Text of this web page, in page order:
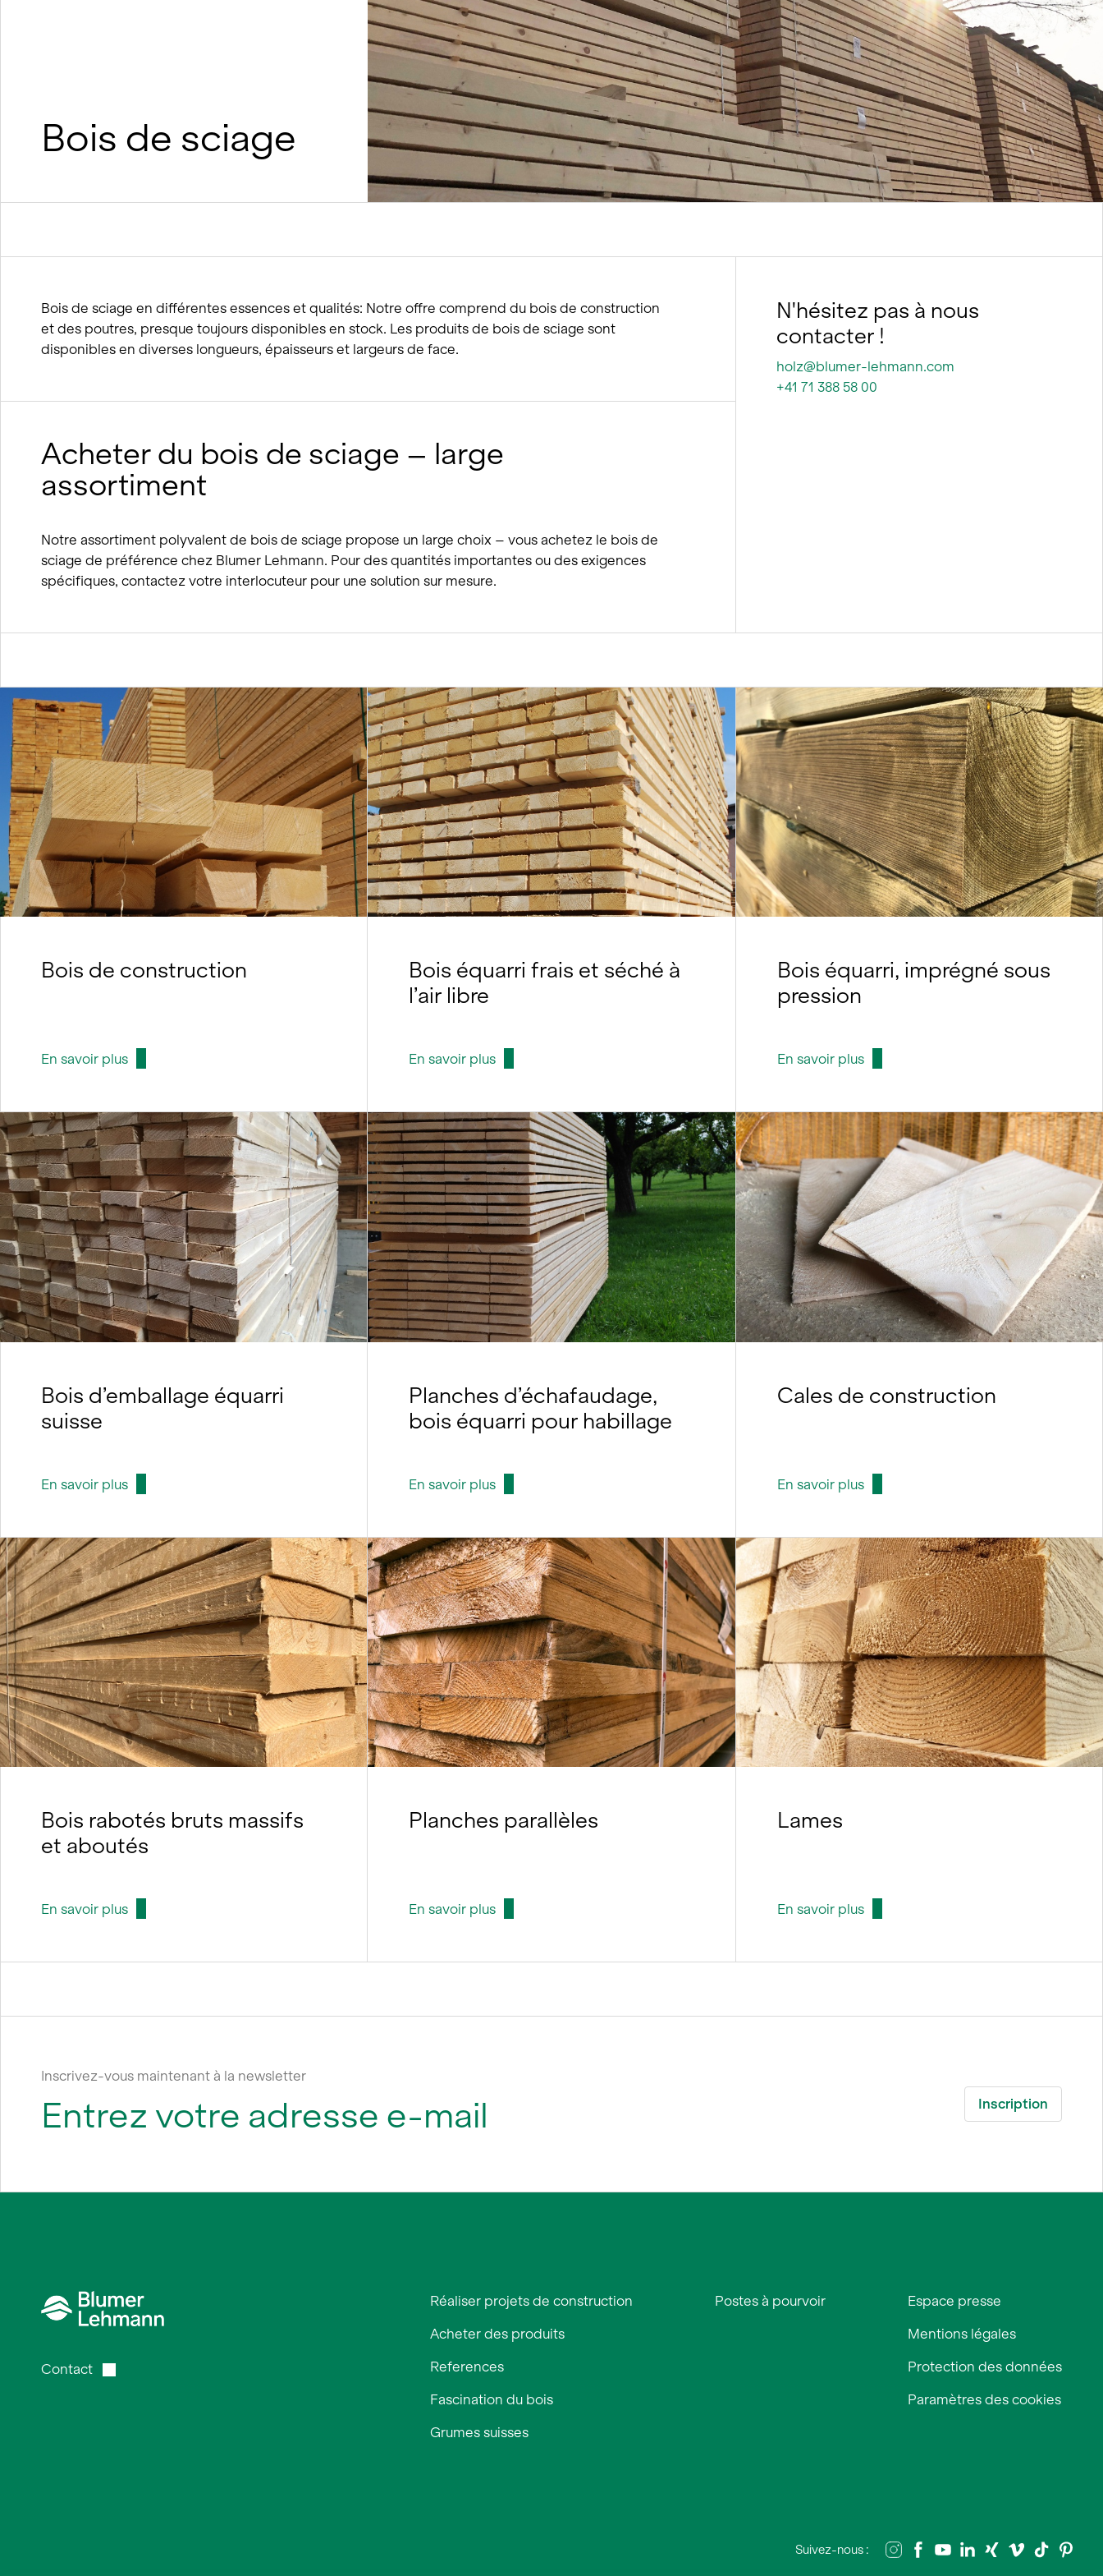
Hôtellerie et restauration
Loisirs et Sport
Santé et accompagnement
Service hivernal
Événements
Bois de sciage
Bois de sciage en différentes essences et qualités: Notre offre comprend du bois de construction
et des poutres, presque toujours disponibles en stock. Les produits de bois de sciage sont
disponibles en diverses longueurs, épaisseurs et largeurs de face.
Acheter du bois de sciage – large
assortiment
Notre assortiment polyvalent de bois de sciage propose un large choix – vous achetez le bois de
sciage de préférence chez Blumer Lehmann. Pour des quantités importantes ou des exigences
spécifiques, contactez votre interlocuteur pour une solution sur mesure.
N'hésitez pas à nous
contacter !
holz@blumer-lehmann.com
+41 71 388 58 00
Bois de construction
En savoir plus
Bois équarri frais et séché à
l’air libre
En savoir plus
Bois équarri, imprégné sous
pression
En savoir plus
Bois d’emballage équarri
suisse
En savoir plus
Planches d’échafaudage,
bois équarri pour habillage
En savoir plus
Cales de construction
En savoir plus
Bois rabotés bruts massifs
et aboutés
En savoir plus
Planches parallèles
En savoir plus
Lames
En savoir plus
Inscrivez-vous maintenant à la newsletter
Contact
Réaliser projets de construction
Acheter des produits
References
Fascination du bois
Grumes suisses
Postes à pourvoir
Espace presse
Mentions légales
Protection des données
Paramètres des cookies
Suivez-nous :